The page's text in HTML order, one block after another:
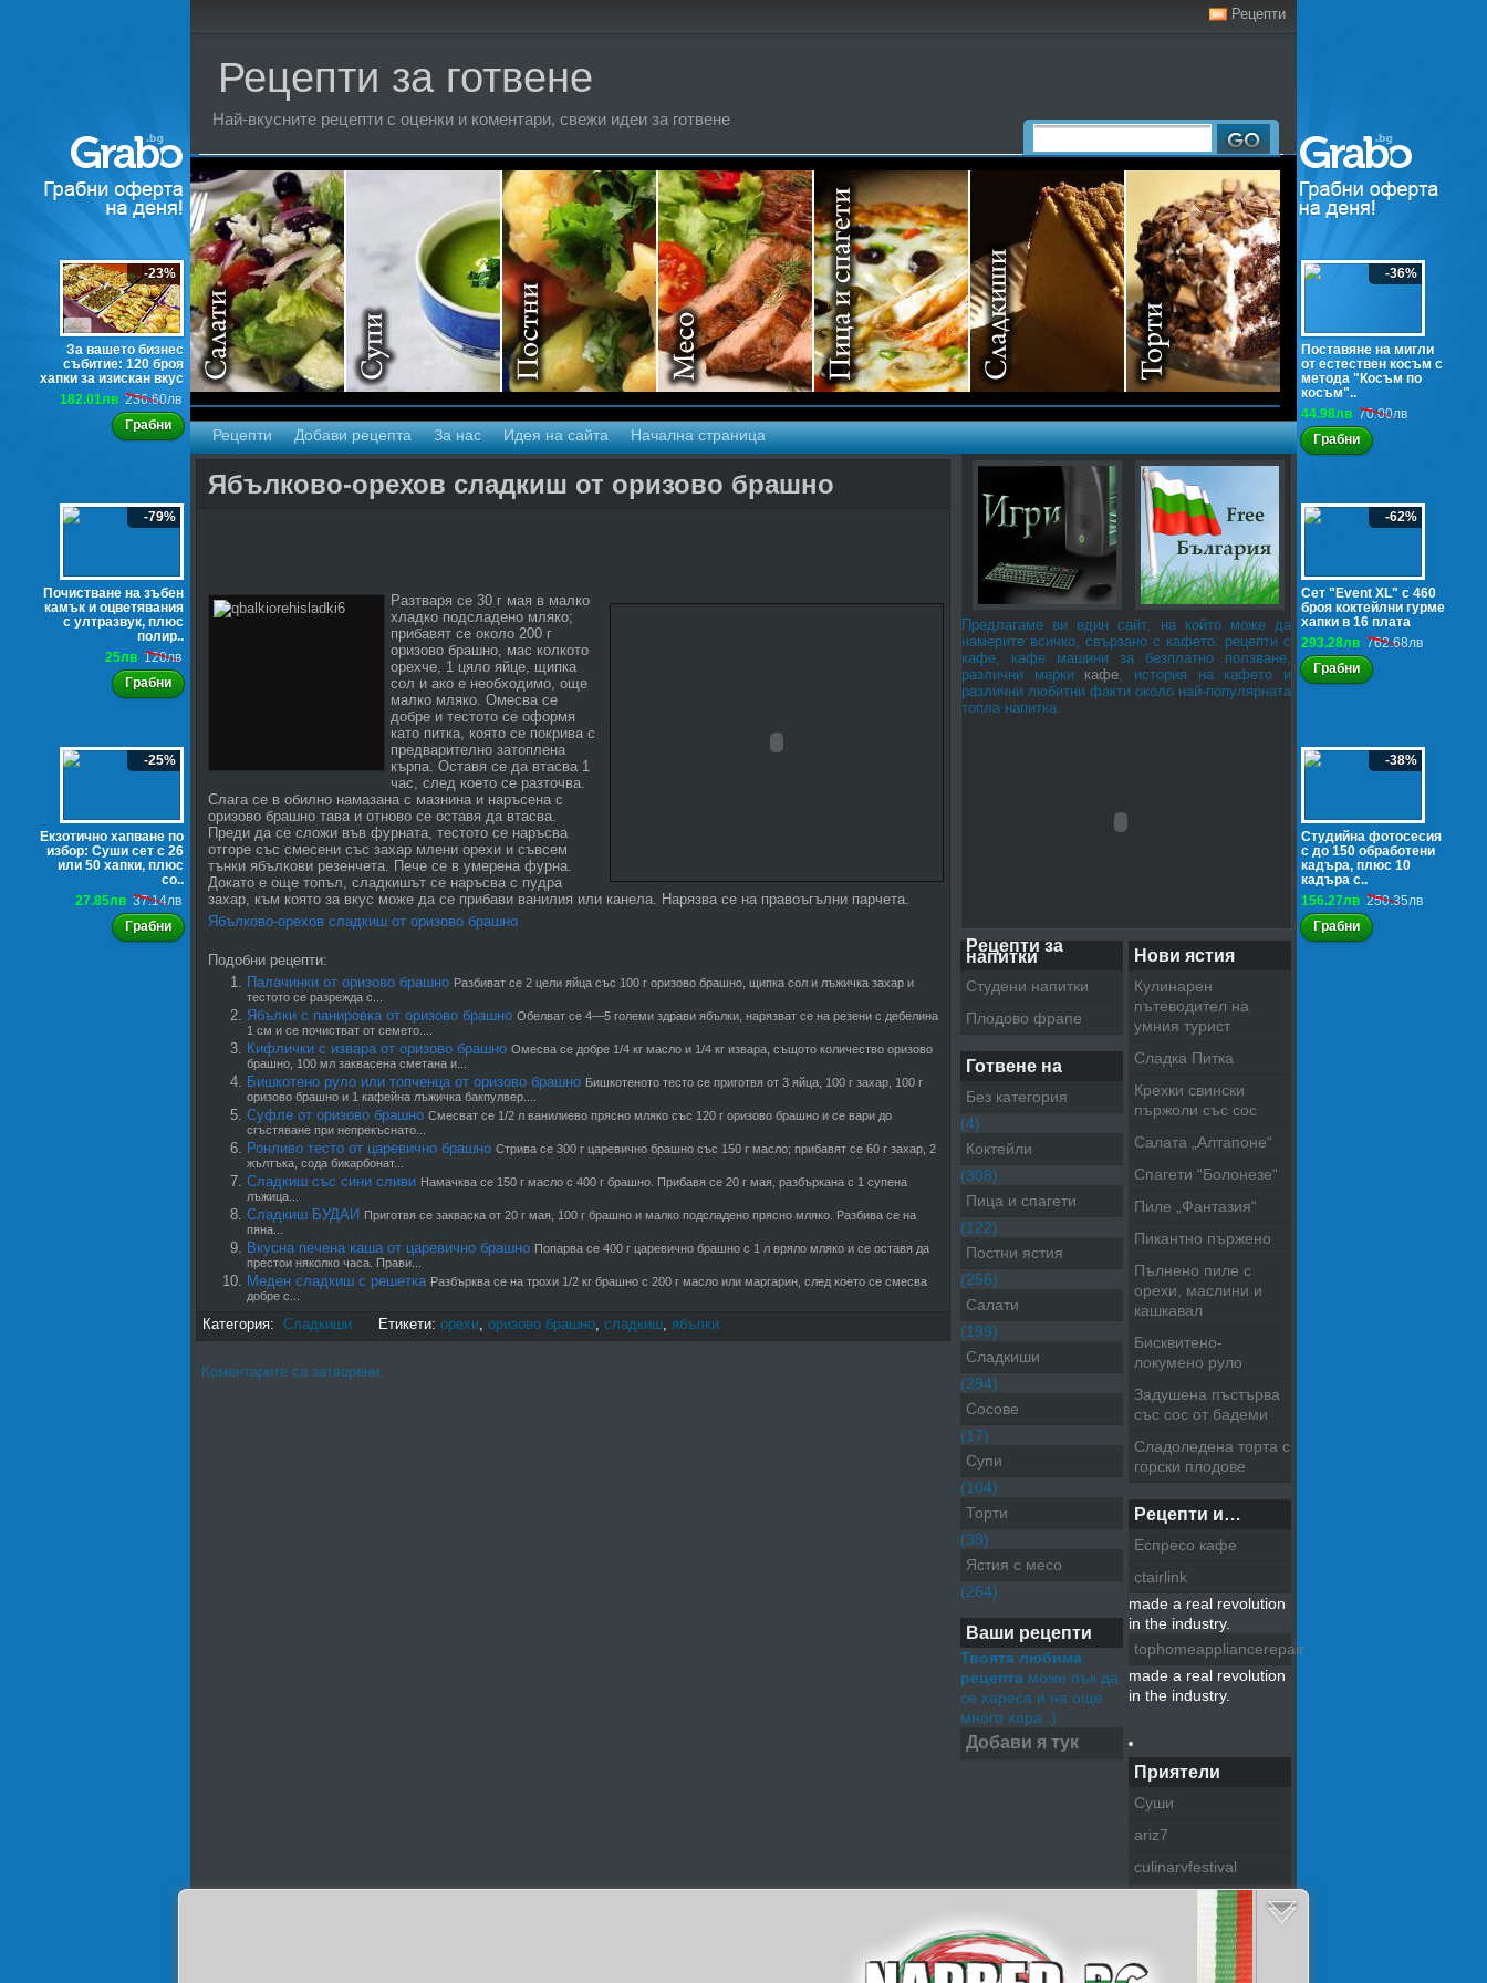
-23%
За вашето бизнес
събитие: 120 броя
хапки за изискан вкус
182.01лв 236.60лв
Грабни
-79%
Почистване на зъбен
камък и оцветявания
с ултразвук, плюс
полир..
25лв 120лв
Грабни
-25%
Екзотично хапване по
избор: Суши сет с 26
или 50 хапки, плюс
со..
27.85лв 37.14лв
Грабни
-36%
Поставяне на мигли
от естествен косъм с
метода "Косъм по
косъм"..
44.98лв 70.00лв
Грабни
-62%
Сет "Event XL" с 460
броя коктейлни гурме
хапки в 16 плата
293.28лв 762.68лв
Грабни
-38%
Студийна фотосесия
с до 150 обработени
кадъра, плюс 10
кадъра с..
156.27лв 250.35лв
Грабни
Рецепти
Рецепти за готвене
Най-вкусните рецепти с оценки и коментари, свежи идеи за готвене
Торти
Рецепти Добави рецепта За нас Идея на сайта Начална страница
Ябълково-орехов сладкиш от оризово брашно
Разтваря се 30 г мая в малко
хладко подсладено мляко;
прибавят се около 200 г
оризово брашно, мас колкото
орехче, 1 цяло яйце, щипка
сол и ако е необходимо, още
малко мляко. Омесва се
добре и тестото се оформя
като питка, която се покрива с
предварително затоплена
кърпа. Оставя се да втасва 1
час, след което се разточва.
Слага се в обилно намазана с мазнина и наръсена с
оризово брашно тава и отново се оставя да втасва.
Преди да се сложи във фурната, тестото се наръсва
отгоре със смесени със захар млени орехи и съвсем
тънки ябълкови резенчета. Пече се в умерена фурна.
Докато е още топъл, сладкишът се наръсва с пудра
захар, към която за вкус може да се прибави ванилия или канела. Нарязва се на правоъгълни парчета.
Ябълково-орехов сладкиш от оризово брашно
Подобни рецепти:
Палачинки от оризово брашно Разбиват се 2 цели яйца със 100 г оризово брашно, щипка сол и лъжичка захар и
тестото се разрежда с...
Ябълки с панировка от оризово брашно Обелват се 4—5 големи здрави ябълки, нарязват се на резени с дебелина
1 см и се почистват от семето....
Кифлички с извара от оризово брашно Омесва се добре 1/4 кг масло и 1/4 кг извара, същото количество оризово
брашно, 100 мл заквасена сметана и...
Бишкотено руло или топченца от оризово брашно Бишкотеното тесто се приготвя от 3 яйца, 100 г захар, 100 г
оризово брашно и 1 кафейна лъжичка бакпулвер....
Суфле от оризово брашно Смесват се 1/2 л ванилиево прясно мляко със 120 г оризово брашно и се вари до
сгъстяване при непрекъснато...
Ронливо тесто от царевично брашно Стрива се 300 г царевично брашно със 150 г масло; прибавят се 60 г захар, 2
жълтъка, сода бикарбонат...
Сладкиш със сини сливи Намачква се 150 г масло с 400 г брашно. Прибавя се 20 г мая, разбъркана с 1 супена
лъжица...
Сладкиш БУДАИ Приготвя се закваска от 20 г мая, 100 г брашно и малко подсладено прясно мляко. Разбива се на
пяна...
Вкусна печена каша от царевично брашно Попарва се 400 г царевично брашно с 1 л вряло мляко и се оставя да
престои няколко часа. Прави...
Меден сладкиш с решетка Разбърква се на трохи 1/2 кг брашно с 200 г масло или маргарин, след което се смесва
добре с...
Категория: Сладкиши Етикети: орехи, оризово брашно, сладкиш, ябълки
Коментарите са затворени.
Предлагаме ви един сайт, на който може да
намерите всичко, свързано с кафето: рецепти с
кафе, кафе машини за безплатно ползване,
различни марки кафе, история на кафето и
различни любитни факти около най-популярната
топла напитка.
Нови ястия
Кулинарен
пътеводител на
умния турист
Сладка Питка
Крехки свински
пържоли със сос
Салата „Алтапоне“
Спагети “Болонезе“
Пиле „Фантазия“
Пикантно пържено
Пълнено пиле с
орехи, маслини и
кашкавал
Бисквитено-
локумено руло
Задушена пъстърва
със сос от бадеми
Сладоледена торта с
горски плодове
Рецепти и…
Еспресо кафе
ctairlink
made a real revolution
in the industry.
tophomeappliancerepair
made a real revolution
in the industry.
Приятели
Суши
ariz7
culinarvfestival
pazitel na tradiciite
Рецепти за
напитки
Студени напитки
Плодово фрапе
Готвене на
Без категория
(4)
Коктейли
(308)
Пица и спагети
(122)
Постни ястия
(256)
Салати
(199)
Сладкиши
(294)
Сосове
(17)
Супи
(104)
Торти
(38)
Ястия с месо
(264)
Ваши рецепти
Твоята любима
рецепта може пък да
се хареса и на още
много хора :)
Добави я тук